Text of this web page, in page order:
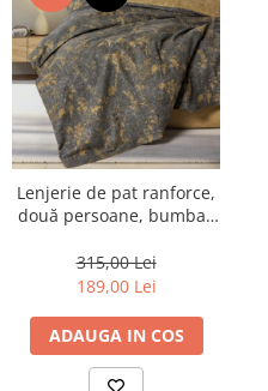
Lenjerie de pat ranforce,
două persoane, bumbac
Yadawa - Mustard
315,00 Lei
189,00 Lei
ADAUGA IN COS